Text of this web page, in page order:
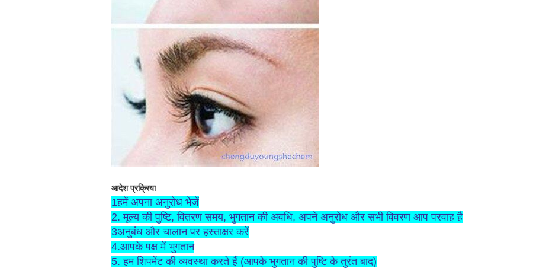
आदेश प्रक्रिया
1हमें अपना अनुरोध भेजें
2. मूल्य की पुष्टि, वितरण समय, भुगतान की अवधि, अपने अनुरोध और सभी विवरण आप परवाह है
3अनुबंध और चालान पर हस्ताक्षर करें
4.आपके पक्ष में भुगतान
5. हम शिपमेंट की व्यवस्था करते हैं (आपके भुगतान की पुष्टि के तुरंत बाद)